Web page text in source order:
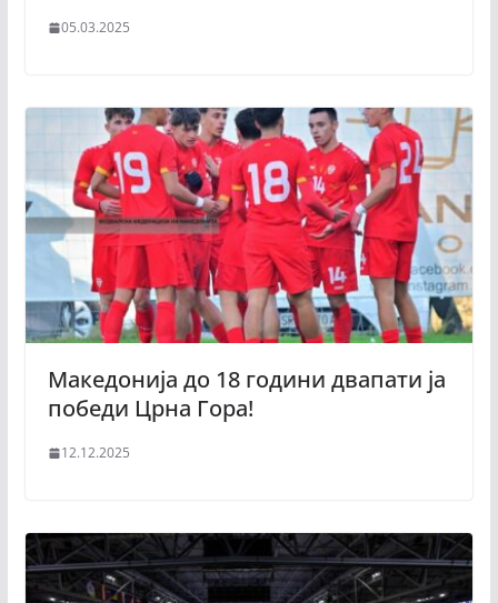
05.03.2025
Македонија до 18 години двапати ја
победи Црна Гора!
12.12.2025